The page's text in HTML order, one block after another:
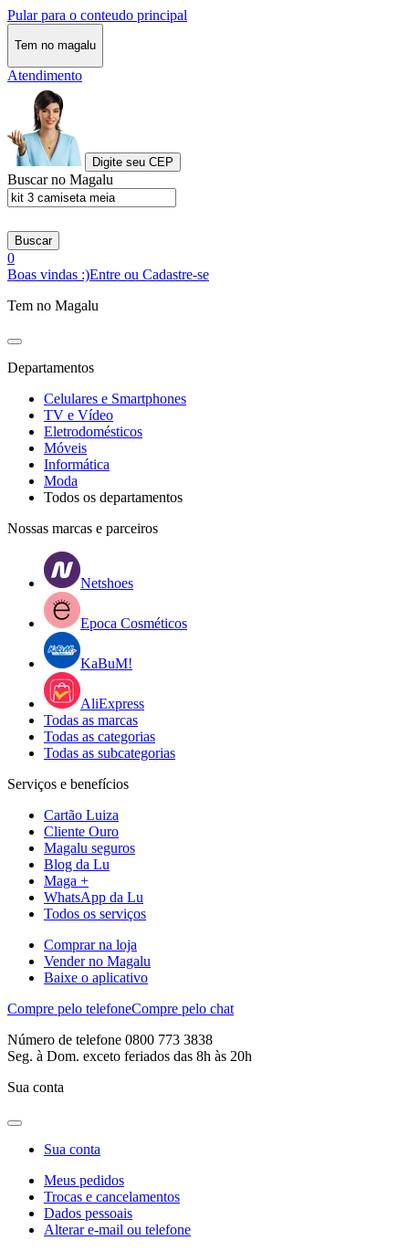
Pular para o conteudo principal
Tem no magalu
Atendimento
Digite seu CEP
Buscar no Magalu
Buscar
0
Boas vindas :)Entre ou Cadastre-se
Tem no Magalu
Departamentos
Celulares e Smartphones
TV e Vídeo
Eletrodomésticos
Móveis
Informática
Moda
Todos os departamentos
Nossas marcas e parceiros
Netshoes
Epoca Cosméticos
KaBuM!
AliExpress
Todas as marcas
Todas as categorias
Todas as subcategorias
Serviços e benefícios
Cartão Luiza
Cliente Ouro
Magalu seguros
Blog da Lu
Maga +
WhatsApp da Lu
Todos os serviços
Comprar na loja
Vender no Magalu
Baixe o aplicativo
Compre pelo telefoneCompre pelo chat
Número de telefone 0800 773 3838
Seg. à Dom. exceto feriados das 8h às 20h
Sua conta
Sua conta
Meus pedidos
Trocas e cancelamentos
Dados pessoais
Alterar e-mail ou telefone